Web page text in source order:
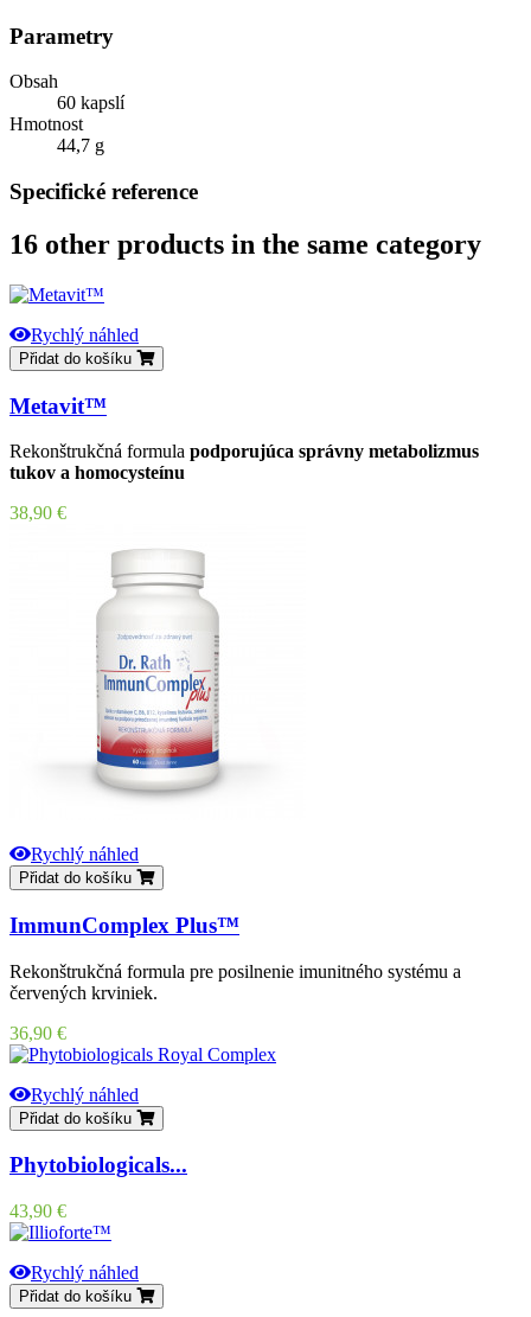
Parametry
Obsah
60 kapslí
Hmotnost
44,7 g
Specifické reference
16 other products in the same category
Rychlý náhled
Přidat do košíku
Metavit™
Rekonštrukčná formula podporujúca správny metabolizmus
tukov a homocysteínu
Cena
38,90 €
Rychlý náhled
Přidat do košíku
ImmunComplex Plus™
Rekonštrukčná formula pre posilnenie imunitného systému a
červených krviniek.
Cena
36,90 €
Rychlý náhled
Přidat do košíku
Phytobiologicals...
Cena
43,90 €
Rychlý náhled
Přidat do košíku